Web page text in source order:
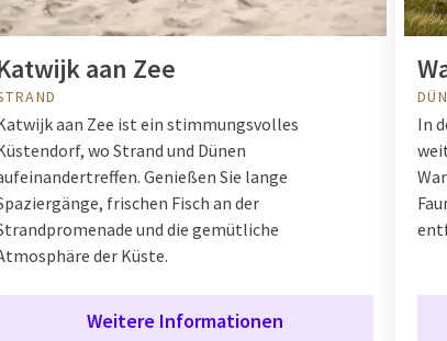
aan Zee
aan Zee ist ein stimmungsvolles
wo Strand und Dünen
Genießen Sie lange
frischen Fisch an der
und die gemütliche
der Küste.
Weitere Informationen
In